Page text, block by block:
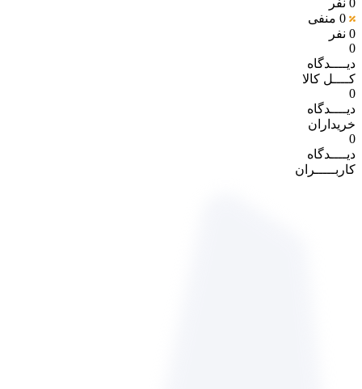
0 منفی
0 نفر
0
دیــــدگاه
کــــل کالا
0
دیــــدگاه
خریداران
0
دیــــدگاه
کاربـــــران